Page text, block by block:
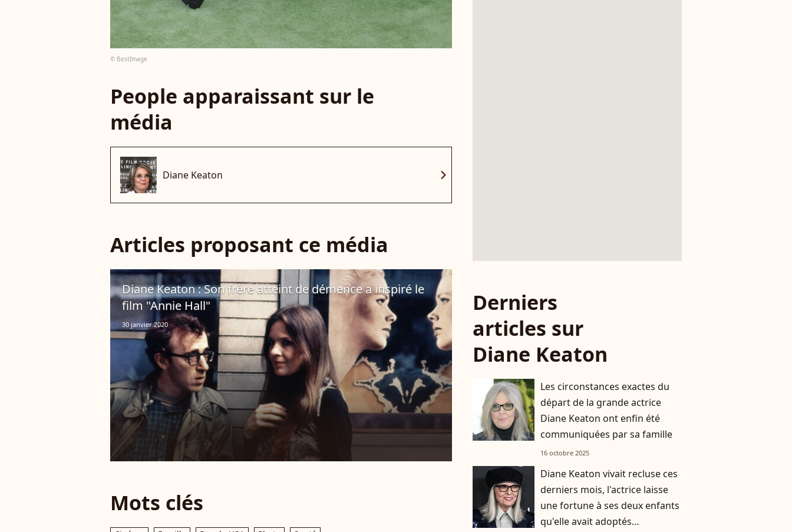
© BestImage
People apparaissant sur le
média
Diane Keaton chevron_right
Articles proposant ce média
Diane Keaton : Son frère atteint de démence a inspiré le
film "Annie Hall"
30 janvier 2020
Mots clés
Derniers
articles sur
Diane Keaton
Les circonstances exactes du
départ de la grande actrice
Diane Keaton ont enfin été
communiquées par sa famille
16 octobre 2025
Diane Keaton vivait recluse ces
derniers mois, l'actrice laisse
une fortune à ses deux enfants
qu'elle avait adoptés